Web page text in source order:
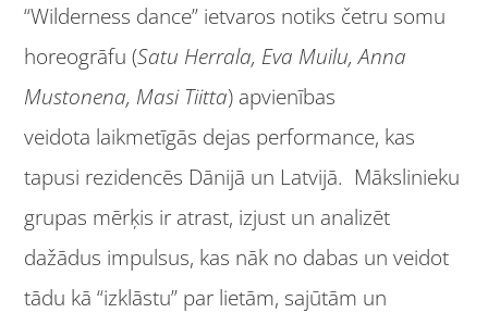
“Wilderness dance” ietvaros notiks četru somu
horeogrāfu (Satu Herrala, Eva Muilu, Anna
Mustonena, Masi Tiitta) apvienības
veidota laikmetīgās dejas performance, kas
tapusi rezidencēs Dānijā un Latvijā. Mākslinieku
grupas mērķis ir atrast, izjust un analizēt
dažādus impulsus, kas nāk no dabas un veidot
tādu kā “izklāstu” par lietām, sajūtām un